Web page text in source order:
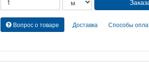
Вопрос о товаре Способы
Доставка